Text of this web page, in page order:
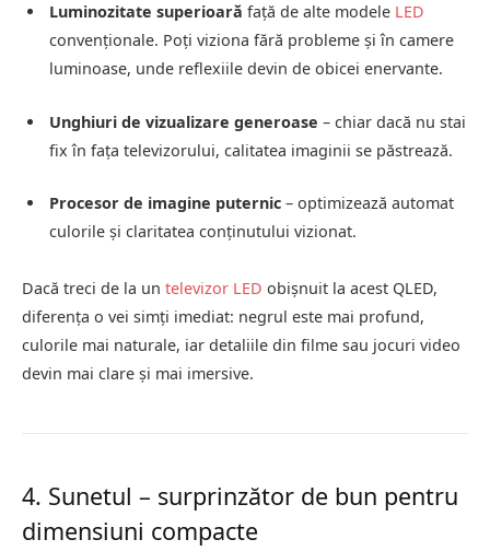
Luminozitate superioară față de alte modele LED
convenționale. Poți viziona fără probleme și în camere
luminoase, unde reflexiile devin de obicei enervante.
Unghiuri de vizualizare generoase – chiar dacă nu stai
fix în fața televizorului, calitatea imaginii se păstrează.
Procesor de imagine puternic – optimizează automat
culorile și claritatea conținutului vizionat.
Dacă treci de la un televizor LED obișnuit la acest QLED,
diferența o vei simți imediat: negrul este mai profund,
culorile mai naturale, iar detaliile din filme sau jocuri video
devin mai clare și mai imersive.
4. Sunetul – surprinzător de bun pentru
dimensiuni compacte